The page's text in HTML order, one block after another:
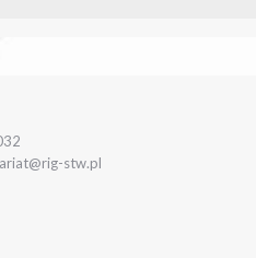
stw.pl